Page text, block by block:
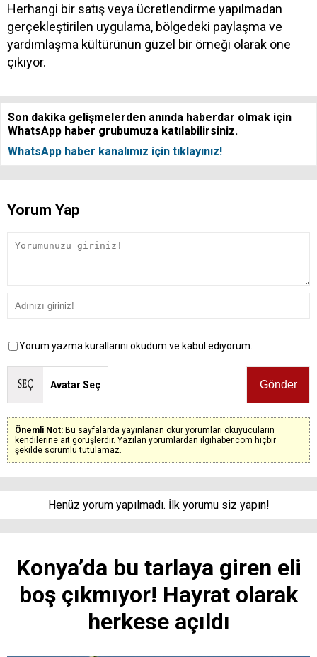
Herhangi bir satış veya ücretlendirme yapılmadan
gerçekleştirilen uygulama, bölgedeki paylaşma ve
yardımlaşma kültürünün güzel bir örneği olarak öne
çıkıyor.
Son dakika gelişmelerden anında haberdar olmak için
WhatsApp haber grubumuza katılabilirsiniz.
WhatsApp haber kanalımız için tıklayınız!
Yorum Yap
Yorum yazma kurallarını okudum ve kabul ediyorum.
Avatar Seç
Önemli Not: Bu sayfalarda yayınlanan okur yorumları okuyucuların
kendilerine ait görüşlerdir. Yazılan yorumlardan ilgihaber.com hiçbir
şekilde sorumlu tutulamaz.
Henüz yorum yapılmadı. İlk yorumu siz yapın!
Konya’da bu tarlaya giren eli
boş çıkmıyor! Hayrat olarak
herkese açıldı